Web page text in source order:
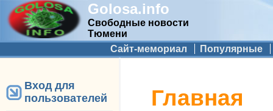
Golosa.info
Свободные новости
Тюмени
Дополнительное меню
Сайт-мемориал Популярные
Вход для
пользователей
Вы здесь
Главная